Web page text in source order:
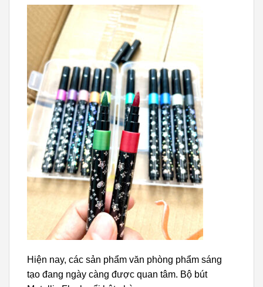
Hiện nay, các sản phẩm văn phòng phẩm sáng
tạo đang ngày càng được quan tâm. Bộ bút